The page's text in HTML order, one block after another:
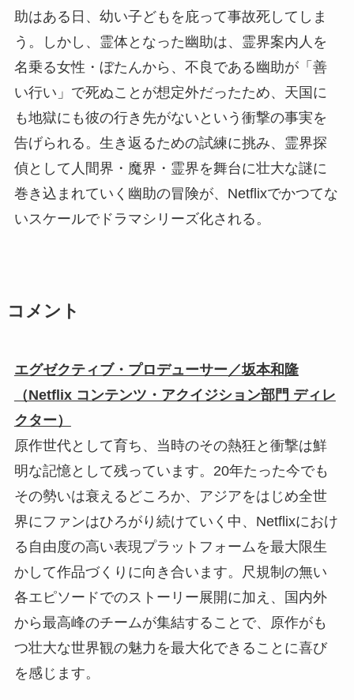
助はある日、幼い子どもを庇って事故死してしま
う。しかし、霊体となった幽助は、霊界案内人を
名乗る女性・ぼたんから、不良である幽助が「善
い行い」で死ぬことが想定外だったため、天国に
も地獄にも彼の行き先がないという衝撃の事実を
告げられる。生き返るための試練に挑み、霊界探
偵として人間界・魔界・霊界を舞台に壮大な謎に
巻き込まれていく幽助の冒険が、Netflixでかつてな
いスケールでドラマシリーズ化される。
コメント
エグゼクティブ・プロデューサー／坂本和隆
（Netflix コンテンツ・アクイジション部門 ディレ
クター）
原作世代として育ち、当時のその熱狂と衝撃は鮮
明な記憶として残っています。20年たった今でも
その勢いは衰えるどころか、アジアをはじめ全世
界にファンはひろがり続けていく中、Netflixにおけ
る自由度の高い表現プラットフォームを最大限生
かして作品づくりに向き合います。尺規制の無い
各エピソードでのストーリー展開に加え、国内外
から最高峰のチームが集結することで、原作がも
つ壮大な世界観の魅力を最大化できることに喜び
を感じます。